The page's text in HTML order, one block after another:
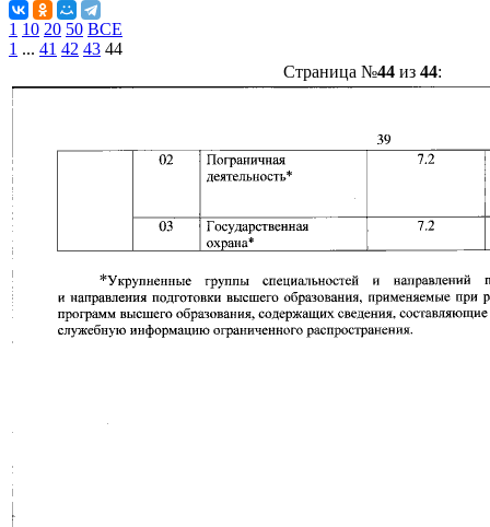
1 10 20 50 ВСЕ
1 ... 41 42 43 44
Страница №44из 44: